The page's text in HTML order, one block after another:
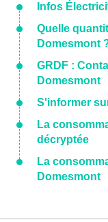
Infos
Quelle
Domesmont
GRDF :
Domesmont
S'informer
La
décryptée
La
Domesmont